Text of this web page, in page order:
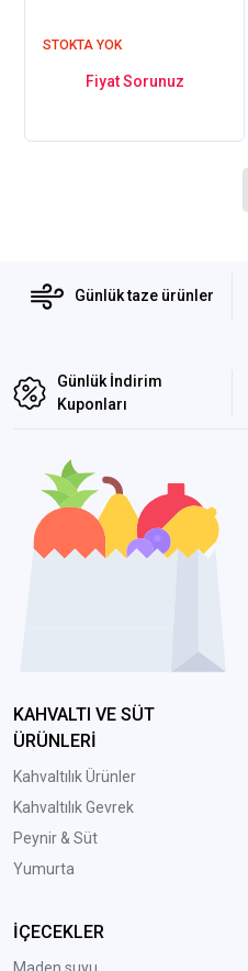
STOKTA YOK
Fiyat Sorunuz
Günlük taze ürünler
Günlük İndirim
Kuponları
KAHVALTI VE SÜT
ÜRÜNLERİ
Kahvaltılık Ürünler
Kahvaltılık Gevrek
Peynir & Süt
Yumurta
İÇECEKLER